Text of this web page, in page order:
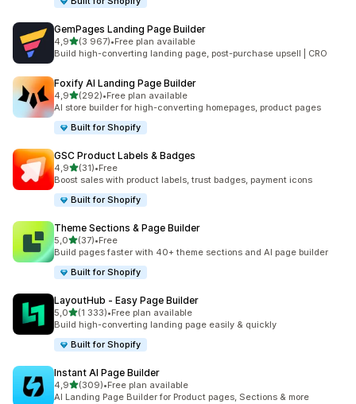
GemPages Landing Page Builder
4,9na 5 gwiazdek
(3 967)
Łączna liczba recenzji: 3967
•Free plan available
Build high-converting landing page, post-purchase upsell | CRO
Foxify AI Landing Page Builder
4,9na 5 gwiazdek
(292)
Łączna liczba recenzji: 292
•Free plan available
AI store builder for high-converting homepages, product pages
Built for Shopify
GSC Product Labels & Badges
4,9na 5 gwiazdek
(31)
Łączna liczba recenzji: 31
•Free
Boost sales with product labels, trust badges, payment icons
Built for Shopify
Theme Sections & Page Builder
5,0na 5 gwiazdek
(37)
Łączna liczba recenzji: 37
•Free
Build pages faster with 40+ theme sections and AI page builder
Built for Shopify
LayoutHub ‑ Easy Page Builder
5,0na 5 gwiazdek
(1 333)
Łączna liczba recenzji: 1333
•Free plan available
Build high-converting landing page easily & quickly
Built for Shopify
Instant AI Page Builder
4,9na 5 gwiazdek
(309)
Łączna liczba recenzji: 309
•Free plan available
AI Landing Page Builder for Product pages, Sections & more